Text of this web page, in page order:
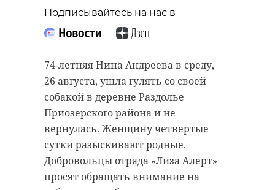
Подписывайтесь на нас в
​​​​​​​74-летняя Нина Андреева в среду,
26 августа, ушла гулять со своей
собакой в деревне Раздолье
Приозерского района и не
вернулась. Женщину четвертые
сутки разыскивают родные.
Добровольцы отряда «Лиза Алерт»
просят обращать внимание на
привидениями” XIX
века
Подписывайтесь на нас в
Сейчас расчищают рамы, снимают
и узнал много нового
об истории города
Подписывайтесь на нас в
Руслан Семенченко мечтает,